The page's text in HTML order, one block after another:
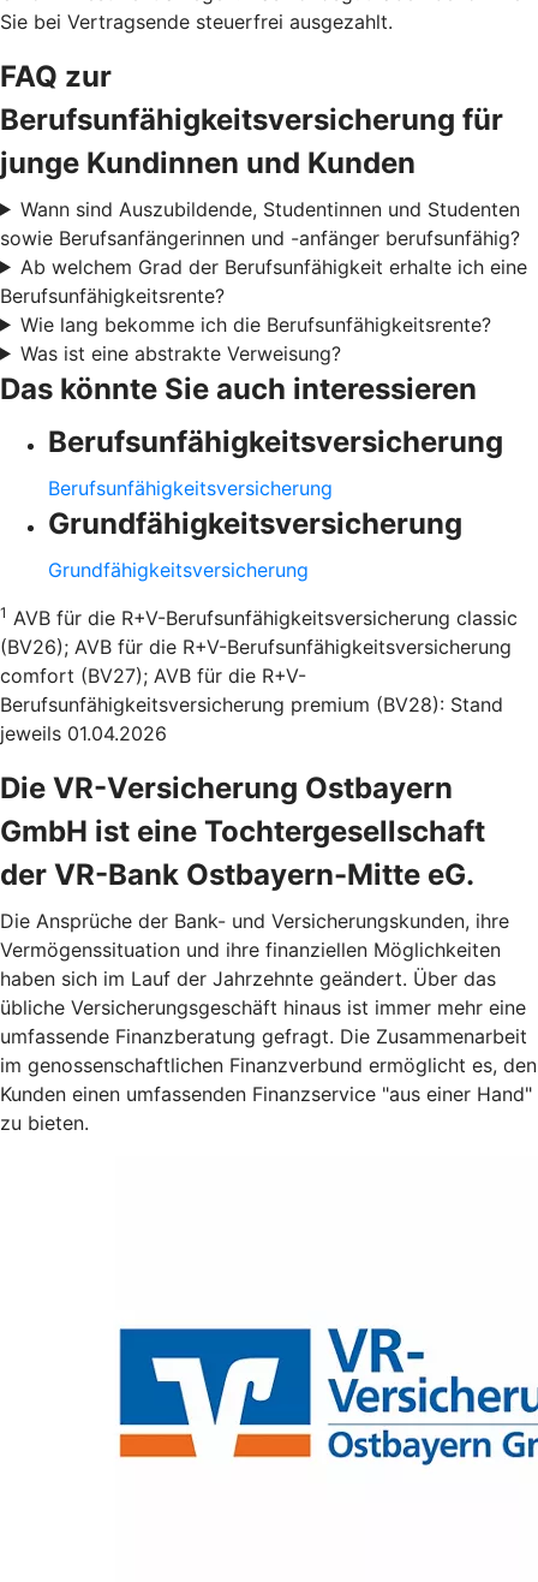
Sie bei Vertragsende steuerfrei ausgezahlt.
FAQ zur
Berufsunfähigkeitsversicherung für
junge Kundinnen und Kunden
Wann sind Auszubildende, Studentinnen und Studenten
sowie Berufsanfängerinnen und -anfänger berufsunfähig?
Ab welchem Grad der Berufsunfähigkeit erhalte ich eine
Berufsunfähigkeitsrente?
Wie lang bekomme ich die Berufsunfähigkeitsrente?
Was ist eine abstrakte Verweisung?
Das könnte Sie auch interessieren
Berufsunfähigkeitsversicherung
Berufsunfähigkeitsversicherung
Grundfähigkeitsversicherung
Grundfähigkeitsversicherung
1 AVB für die R+V-Berufsunfähigkeitsversicherung classic
(BV26); AVB für die R+V-Berufsunfähigkeitsversicherung
comfort (BV27); AVB für die R+V-
Berufsunfähigkeitsversicherung premium (BV28): Stand
jeweils 01.04.2026
Die VR-Versicherung Ostbayern
GmbH ist eine Tochtergesellschaft
der VR-Bank Ostbayern-Mitte eG.
Die Ansprüche der Bank- und Versicherungskunden, ihre
Vermögenssituation und ihre finanziellen Möglichkeiten
haben sich im Lauf der Jahrzehnte geändert. Über das
übliche Versicherungsgeschäft hinaus ist immer mehr eine
umfassende Finanzberatung gefragt. Die Zusammenarbeit
im genossenschaftlichen Finanzverbund ermöglicht es, den
Kunden einen umfassenden Finanzservice "aus einer Hand"
zu bieten.